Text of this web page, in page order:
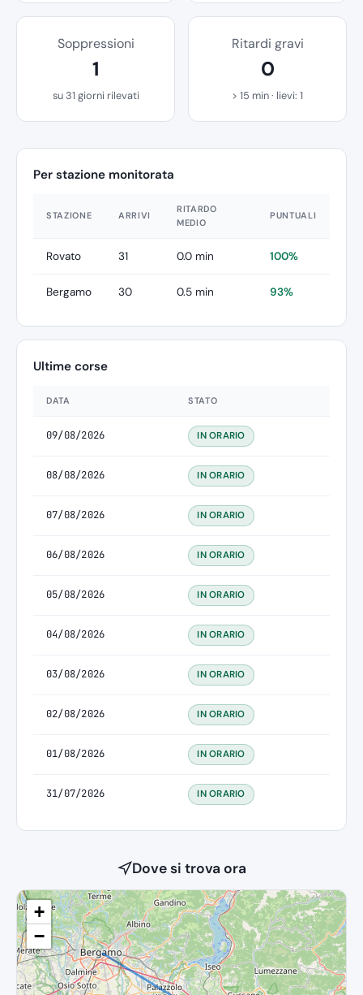
Soppressioni
1
su 31 giorni rilevati
Ritardi gravi
0
> 15 min · lievi: 1
Per stazione monitorata
STAZIONE ARRIVI
RITARDO
MEDIO
PUNTUALI
Rovato 31 0.0 min 100%
Bergamo 30 0.5 min 93%
Ultime corse
DATA STATO
09/08/2026 IN ORARIO
08/08/2026 IN ORARIO
07/08/2026 IN ORARIO
06/08/2026 IN ORARIO
05/08/2026 IN ORARIO
04/08/2026 IN ORARIO
03/08/2026 IN ORARIO
02/08/2026 IN ORARIO
01/08/2026 IN ORARIO
31/07/2026 IN ORARIO
Dove si trova ora
+
−